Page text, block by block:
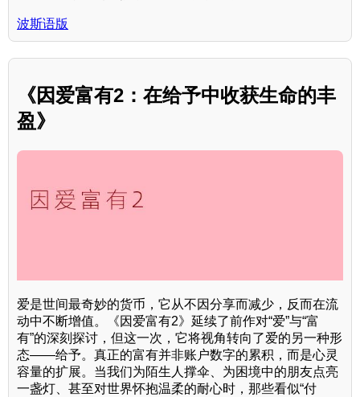
波斯语版
《因爱富有2：在给予中收获生命的丰
盈》
爱是世间最奇妙的货币，它从不因分享而减少，反而在流
动中不断增值。《因爱富有2》延续了前作对“爱”与“富
有”的深刻探讨，但这一次，它将视角转向了爱的另一种形
态——给予。真正的富有并非账户数字的累积，而是心灵
容量的扩展。当我们为陌生人撑伞、为困境中的朋友点亮
一盏灯、甚至对世界怀抱温柔的耐心时，那些看似“付